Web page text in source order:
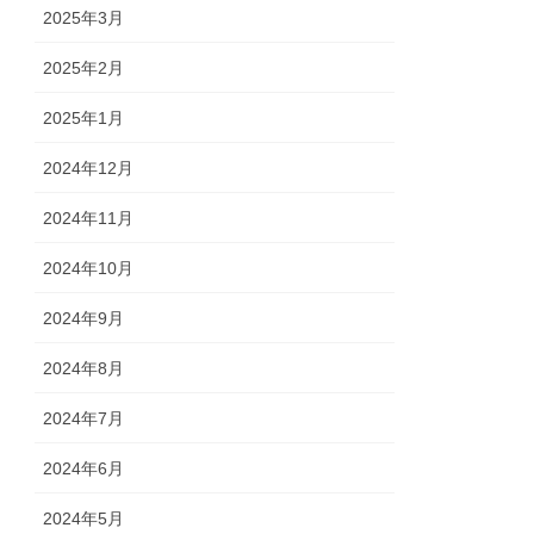
2025年3月
2025年2月
2025年1月
2024年12月
2024年11月
2024年10月
2024年9月
2024年8月
2024年7月
2024年6月
2024年5月